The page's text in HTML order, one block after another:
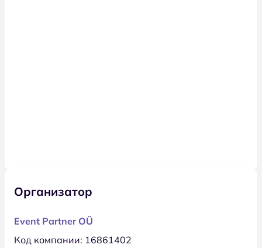
Организатор
Event Partner OÜ
Код компании: 16861402